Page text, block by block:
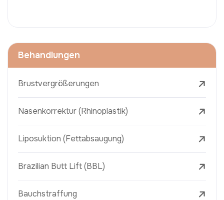
Behandlungen
Brustvergrößerungen
Nasenkorrektur (Rhinoplastik)
Liposuktion (Fettabsaugung)
Brazilian Butt Lift (BBL)
Bauchstraffung